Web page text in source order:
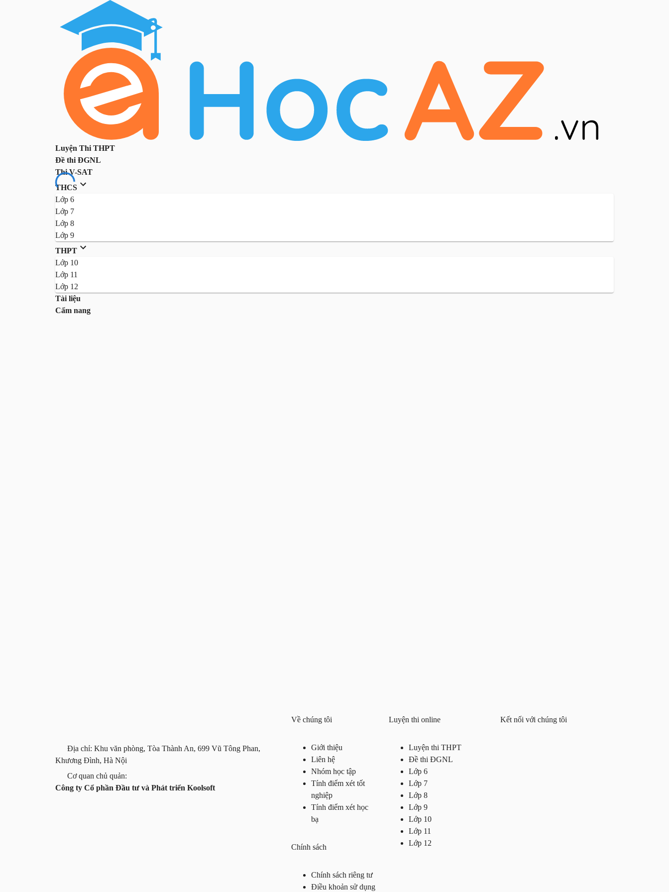
Luyện Thi THPT
Đề thi ĐGNL
Thi V-SAT
THCS
Lớp 6
Lớp 7
Lớp 8
Lớp 9
THPT
Lớp 10
Lớp 11
Lớp 12
Tài liệu
Cẩm nang
Địa chỉ: Khu văn phòng, Tòa Thành An, 699 Vũ Tông Phan,
Khương Đình, Hà Nội
Cơ quan chủ quản:
Công ty Cổ phần Đầu tư và Phát triển Koolsoft
Về chúng tôi
Giới thiệu
Liên hệ
Nhóm học tập
Tính điểm xét tốt
nghiệp
Tính điểm xét học
bạ
Chính sách
Chính sách riêng tư
Điều khoản sử dụng
Luyện thi online
Luyện thi THPT
Đề thi ĐGNL
Lớp 6
Lớp 7
Lớp 8
Lớp 9
Lớp 10
Lớp 11
Lớp 12
Kết nối với chúng tôi